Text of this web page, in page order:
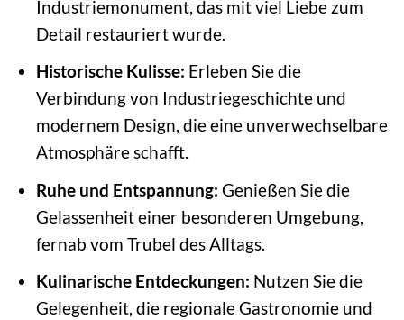
Industriemonument, das mit viel Liebe zum
Detail restauriert wurde.
Historische Kulisse: Erleben Sie die
Verbindung von Industriegeschichte und
modernem Design, die eine unverwechselbare
Atmosphäre schafft.
Ruhe und Entspannung: Genießen Sie die
Gelassenheit einer besonderen Umgebung,
fernab vom Trubel des Alltags.
Kulinarische Entdeckungen: Nutzen Sie die
Gelegenheit, die regionale Gastronomie und